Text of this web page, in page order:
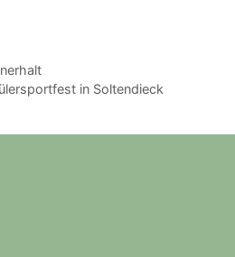
in Soltendieck